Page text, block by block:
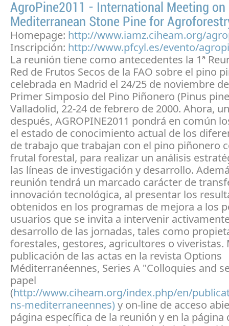
AgroPine2011 - International Meeting on
Mediterranean Stone Pine for
Homepage: http://www.iamz.ciheam.org/
Inscripción: http://www.pfcyl.es/evento/
La reunión tiene como antecedentes la 1ª
Red de Frutos Secos de la FAO sobre el pino
celebrada en Madrid el 24/25 de noviembre
Primer Simposio del Pino Piñonero (Pinus
Valladolid, 22-24 de febrero de 2000. Ahora,
después, AGROPINE2011 pondrá en común
el estado de conocimiento actual de los
de trabajo que trabajan con el pino piñonero
frutal forestal, para realizar un análisis
las líneas de investigación y desarrollo.
reunión tendrá un marcado carácter de
innovación tecnológica, al presentar los
obtenidos en los programas de mejora a los
usuarios que se invita a intervenir
desarrollo de las jornadas, tales como
forestales, gestores, agricultores o viveristas.
publicación de las actas en la revista Options
Méditerranéennes, Series A "Colloquies and
papel
(http://www.ciheam.org/index.php/en/
ns-mediterraneennes)y on-line de acceso
página específica de la reunión y en la página